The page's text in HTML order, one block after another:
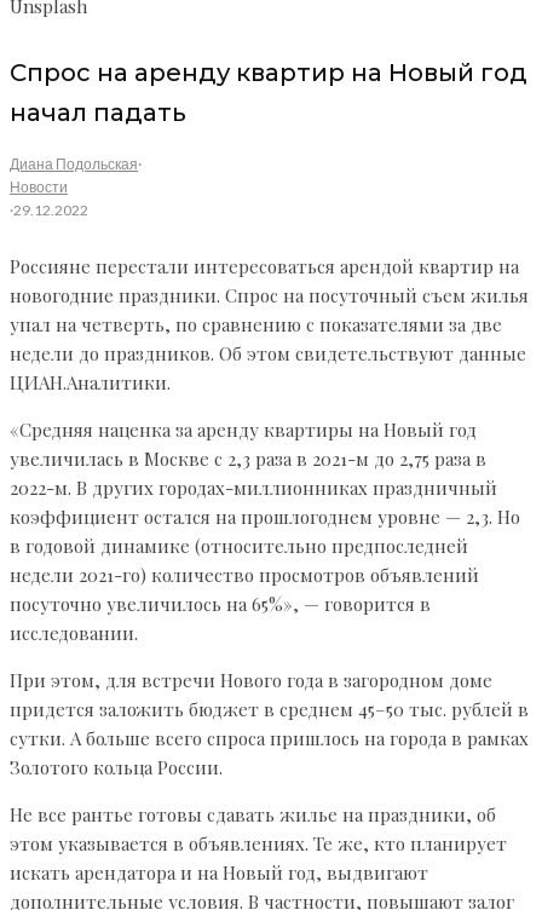
Unsplash
Спрос на аренду квартир на Новый год
начал падать
Диана Подольская·
Новости
·29.12.2022
Россияне перестали интересоваться арендой квартир на
новогодние праздники. Спрос на посуточный съем жилья
упал на четверть, по сравнению с показателями за две
недели до праздников. Об этом свидетельствуют данные
ЦИАН.Аналитики.
«Средняя наценка за аренду квартиры на Новый год
увеличилась в Москве с 2,3 раза в 2021-м до 2,75 раза в
2022-м. В других городах-миллионниках праздничный
коэффициент остался на прошлогоднем уровне — 2,3. Но
в годовой динамике (относительно предпоследней
недели 2021-го) количество просмотров объявлений
посуточно увеличилось на 65%», — говорится в
исследовании.
При этом, для встречи Нового года в загородном доме
придется заложить бюджет в среднем 45–50 тыс. рублей в
сутки. А больше всего спроса пришлось на города в рамках
Золотого кольца России.
Не все рантье готовы сдавать жилье на праздники, об
этом указывается в объявлениях. Те же, кто планирует
искать арендатора и на Новый год, выдвигают
дополнительные условия. В частности, повышают залог